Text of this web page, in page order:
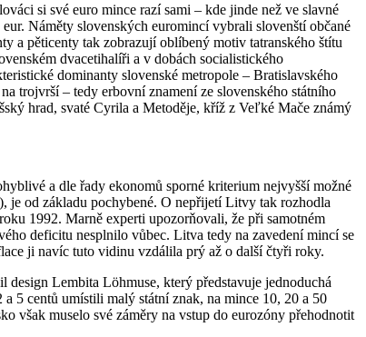
si své euro mince razí sami – kde jinde než ve slavné
Náměty slovenských euromincí vybrali slovenští občané
a pěticenty tak zobrazují oblíbený motiv tatranského štítu
dvacetihalíři a v dobách socialistického
dominanty slovenské metropole – Bratislavského
trojvrší – tedy erbovní znamení ze slovenského státního
hrad, svaté Cyrila a Metoděje, kříž z Veľké Mače známý
a dle řady ekonomů sporné kriterium nejvyšší možné
je od základu pochybené. O nepřijetí Litvy tak rozhodla
1992. Marně experti upozorňovali, že při samotném
deficitu nesplnilo vůbec. Litva tedy na zavedení mincí se
ji navíc tuto vidinu vzdálila prý až o další čtyři roky.
Lembita Löhmuse, který představuje jednoduchá
5 centů umístili malý státní znak, na mince 10, 20 a 50
však muselo své záměry na vstup do eurozóny přehodnotit